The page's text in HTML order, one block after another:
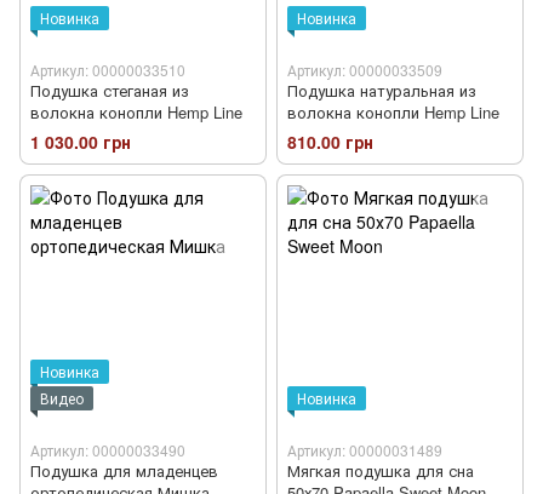
Новинка
Артикул: 00000033510
Подушка стеганая из
волокна конопли Hemp Line
1 030.00 грн
Новинка
Артикул: 00000033509
Подушка натуральная из
волокна конопли Hemp Line
810.00 грн
Новинка
Видео
Артикул: 00000033490
Подушка для младенцев
Новинка
Артикул: 00000031489
Мягкая подушка для сна